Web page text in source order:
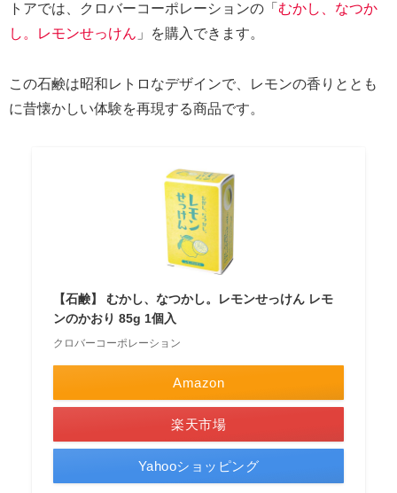
トアでは、クロバーコーポレーションの「 むかし、なつか
し。レモンせっけん 」を購入できます。
この石鹸は昭和レトロなデザインで、レモンの香りととも
に昔懐かしい体験を再現する商品です。
【石鹸】 むかし、なつかし。レモンせっけん レモ
ンのかおり 85g 1個入
クロバーコーポレーション
Amazon
楽天市場
Yahooショッピング